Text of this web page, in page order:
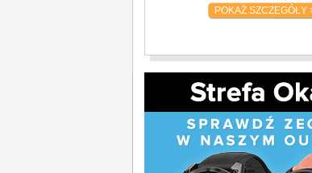
POKAŻ SZCZEGÓŁY